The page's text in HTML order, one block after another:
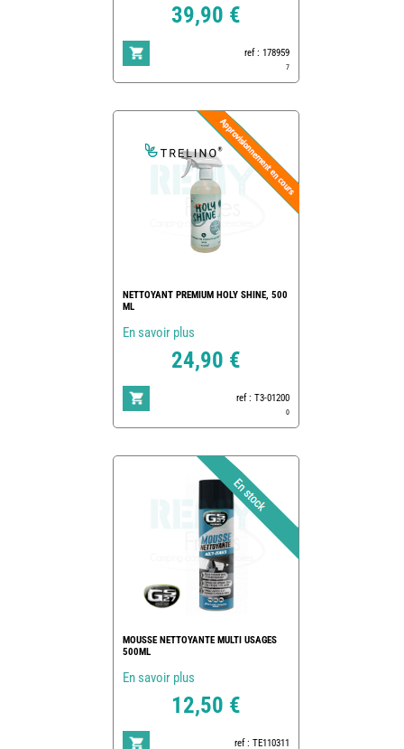
39,90 €
ref : 178959
7
NETTOYANT PREMIUM HOLY SHINE, 500
ML
En savoir plus
24,90 €
ref : T3-01200
0
MOUSSE NETTOYANTE MULTI USAGES
500ML
En savoir plus
12,50 €
ref : TE110311